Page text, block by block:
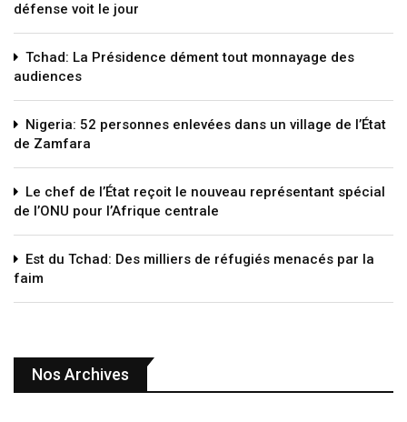
défense voit le jour
Tchad: La Présidence dément tout monnayage des
audiences
Nigeria: 52 personnes enlevées dans un village de l’État
de Zamfara
Le chef de l’État reçoit le nouveau représentant spécial
de l’ONU pour l’Afrique centrale
Est du Tchad: Des milliers de réfugiés menacés par la
faim
Nos Archives